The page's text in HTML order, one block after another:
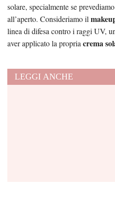
solare, specialmente se
all’aperto. Consideriamo il
linea di difesa contro i raggi UV,
aver applicato la propria crema
LEGGI ANCHE